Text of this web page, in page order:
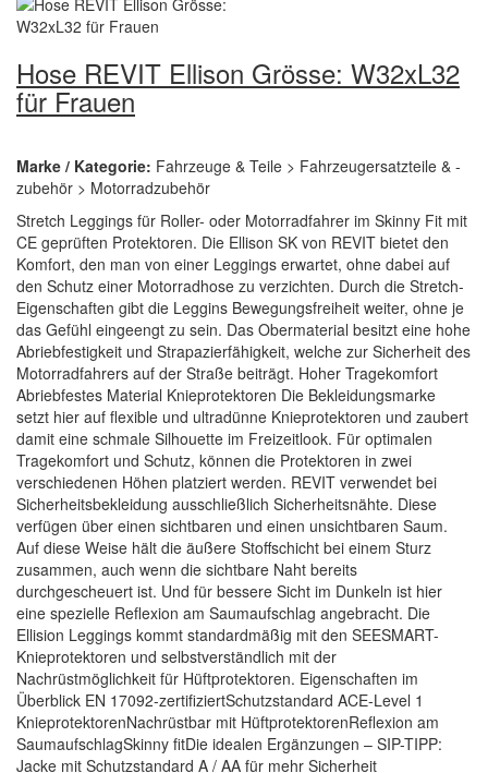
Hose REVIT Ellison Grösse: W32xL32
für Frauen
Marke / Kategorie: Fahrzeuge & Teile > Fahrzeugersatzteile & -
zubehör > Motorradzubehör
Stretch Leggings für Roller- oder Motorradfahrer im Skinny Fit mit
CE geprüften Protektoren. Die Ellison SK von REVIT bietet den
Komfort, den man von einer Leggings erwartet, ohne dabei auf
den Schutz einer Motorradhose zu verzichten. Durch die Stretch-
Eigenschaften gibt die Leggins Bewegungsfreiheit weiter, ohne je
das Gefühl eingeengt zu sein. Das Obermaterial besitzt eine hohe
Abriebfestigkeit und Strapazierfähigkeit, welche zur Sicherheit des
Motorradfahrers auf der Straße beiträgt. Hoher Tragekomfort
Abriebfestes Material Knieprotektoren Die Bekleidungsmarke
setzt hier auf flexible und ultradünne Knieprotektoren und zaubert
damit eine schmale Silhouette im Freizeitlook. Für optimalen
Tragekomfort und Schutz, können die Protektoren in zwei
verschiedenen Höhen platziert werden. REVIT verwendet bei
Sicherheitsbekleidung ausschließlich Sicherheitsnähte. Diese
verfügen über einen sichtbaren und einen unsichtbaren Saum.
Auf diese Weise hält die äußere Stoffschicht bei einem Sturz
zusammen, auch wenn die sichtbare Naht bereits
durchgescheuert ist. Und für bessere Sicht im Dunkeln ist hier
eine spezielle Reflexion am Saumaufschlag angebracht. Die
Ellision Leggings kommt standardmäßig mit den SEESMART-
Knieprotektoren und selbstverständlich mit der
Nachrüstmöglichkeit für Hüftprotektoren. Eigenschaften im
Überblick EN 17092-zertifiziertSchutzstandard ACE-Level 1
KnieprotektorenNachrüstbar mit HüftprotektorenReflexion am
SaumaufschlagSkinny fitDie idealen Ergänzungen – SIP-TIPP:
Jacke mit Schutzstandard A / AA für mehr Sicherheit